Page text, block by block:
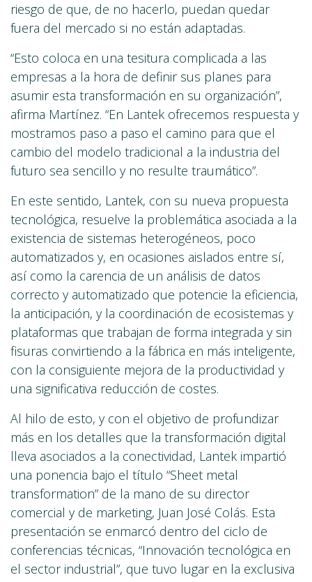
riesgo de que, de no hacerlo, puedan quedar
fuera del mercado si no están adaptadas.
“Esto coloca en una tesitura complicada a las
empresas a la hora de definir sus planes para
asumir esta transformación en su organización”,
afirma Martínez. “En Lantek ofrecemos respuesta y
mostramos paso a paso el camino para que el
cambio del modelo tradicional a la industria del
futuro sea sencillo y no resulte traumático”.
En este sentido, Lantek, con su nueva propuesta
tecnológica, resuelve la problemática asociada a la
existencia de sistemas heterogéneos, poco
automatizados y, en ocasiones aislados entre sí,
así como la carencia de un análisis de datos
correcto y automatizado que potencie la eficiencia,
la anticipación, y la coordinación de ecosistemas y
plataformas que trabajan de forma integrada y sin
fisuras convirtiendo a la fábrica en más inteligente,
con la consiguiente mejora de la productividad y
una significativa reducción de costes.
Al hilo de esto, y con el objetivo de profundizar
más en los detalles que la transformación digital
lleva asociados a la conectividad, Lantek impartió
una ponencia bajo el título “Sheet metal
transformation” de la mano de su director
comercial y de marketing, Juan José Colás. Esta
presentación se enmarcó dentro del ciclo de
conferencias técnicas, “Innovación tecnológica en
el sector industrial”, que tuvo lugar en la exclusiva